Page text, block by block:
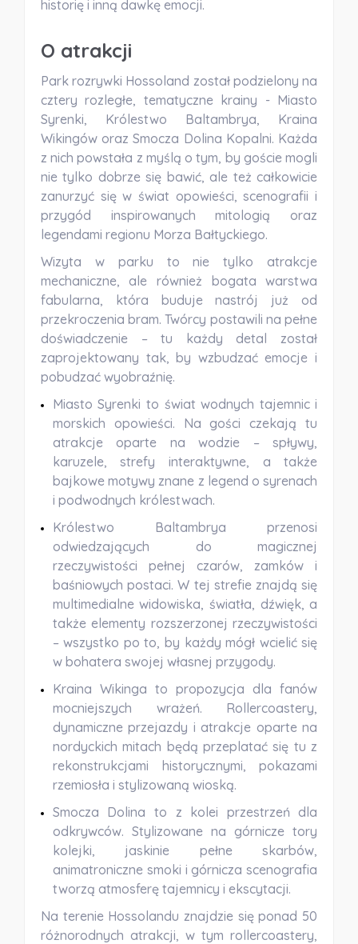
historię i inną dawkę emocji.
O atrakcji
Park rozrywki Hossoland został podzielony na
cztery rozległe, tematyczne krainy - Miasto
Syrenki, Królestwo Baltambrya, Kraina
WikingóworazSmocza Dolina Kopalni. Każda
z nich powstała z myślą o tym, by goście mogli
nie tylko dobrze się bawić, ale też całkowicie
zanurzyć się w świat opowieści, scenografii i
przygód inspirowanych mitologią oraz
legendami regionu Morza Bałtyckiego.
Wizyta w parku to nie tylko atrakcje
mechaniczne, ale również
bogata warstwa
fabularna, która buduje nastrój już od
przekroczenia bram. Twórcy postawili na pełne
doświadczenie – tu każdy detal został
zaprojektowany tak, by wzbudzać emocje i
pobudzać wyobraźnię.
Miasto Syrenki to świat wodnych tajemnic i
morskich opowieści. Na gości czekają tu
atrakcje oparte na wodzie – spływy,
karuzele, strefy interaktywne, a także
bajkowe motywy znane z legend o syrenach
i podwodnych królestwach.
Królestwo Baltambrya przenosi
odwiedzających do magicznej
rzeczywistości pełnej czarów, zamków i
baśniowych postaci. W tej strefie znajdą się
multimedialne widowiska, światła, dźwięk, a
także elementy rozszerzonej rzeczywistości
– wszystko po to, by każdy mógł wcielić się
w bohatera swojej własnej przygody.
Kraina Wikinga to propozycja dla fanów
mocniejszych wrażeń. Rollercoastery,
dynamiczne przejazdy i atrakcje oparte na
nordyckich mitach będą przeplatać się tu z
rekonstrukcjami historycznymi, pokazami
rzemiosła i stylizowaną wioską.
Smocza Dolina to z kolei przestrzeń dla
odkrywców. Stylizowane na górnicze tory
kolejki, jaskinie pełne skarbów,
animatroniczne smoki i górnicza scenografia
tworzą atmosferę tajemnicy i ekscytacji.
Na terenie Hossolandu znajdzie sięponad 50
różnorodnych atrakcji, w tym rollercoastery,